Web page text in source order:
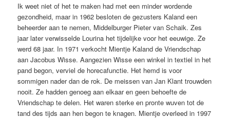
Ik weet niet of het te maken had met een minder wordende
gezondheid, maar in 1962 besloten de gezusters Kaland een
beheerder aan te nemen, Middelburger Pieter van Schaik. Zes
jaar later verwisselde Lourina het tijdelijke voor het eeuwige. Ze
werd 68 jaar. In 1971 verkocht Mientje Kaland de Vriendschap
aan Jacobus Wisse. Aangezien Wisse een winkel in textiel in het
pand begon, verviel de horecafunctie. Het hemd is voor
sommigen nader dan de rok. De meissen van Jan Klant trouwden
nooit. Ze hadden genoeg aan elkaar en geen behoefte de
Vriendschap te delen. Het waren sterke en pronte wuven tot de
tand des tijds aan hen begon te knagen. Mientje overleed in 1997